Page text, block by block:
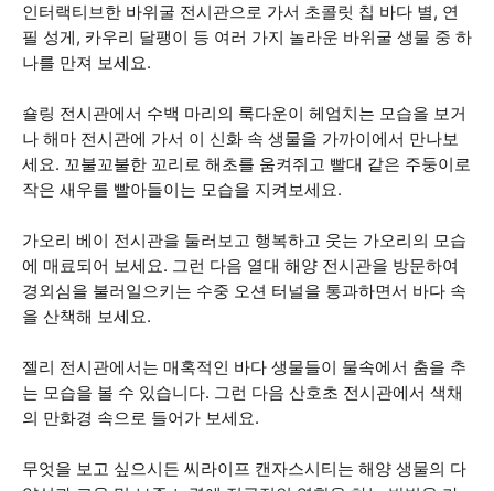
인터랙티브한 바위굴 전시관으로 가서 초콜릿 칩 바다 별, 연
필 성게, 카우리 달팽이 등 여러 가지 놀라운 바위굴 생물 중 하
나를 만져 보세요.
숄링 전시관에서 수백 마리의 룩다운이 헤엄치는 모습을 보거
나 해마 전시관에 가서 이 신화 속 생물을 가까이에서 만나보
세요. 꼬불꼬불한 꼬리로 해초를 움켜쥐고 빨대 같은 주둥이로
작은 새우를 빨아들이는 모습을 지켜보세요.
가오리 베이 전시관을 둘러보고 행복하고 웃는 가오리의 모습
에 매료되어 보세요. 그런 다음 열대 해양 전시관을 방문하여
경외심을 불러일으키는 수중 오션 터널을 통과하면서 바다 속
을 산책해 보세요.
젤리 전시관에서는 매혹적인 바다 생물들이 물속에서 춤을 추
는 모습을 볼 수 있습니다. 그런 다음 산호초 전시관에서 색채
의 만화경 속으로 들어가 보세요.
무엇을 보고 싶으시든 씨라이프 캔자스시티는 해양 생물의 다